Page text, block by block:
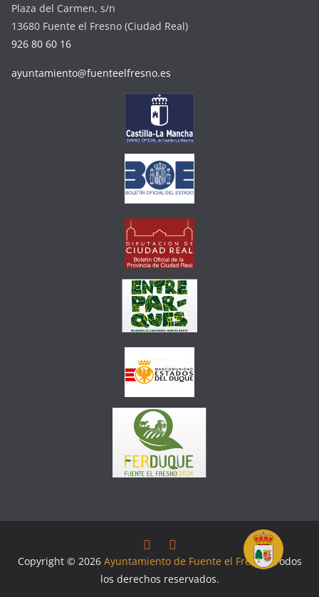
Plaza del Carmen, s/n
13680 Fuente el Fresno (Ciudad Real)
926 80 60 16
ayuntamiento@fuenteelfresno.es
Copyright © 2026 Ayuntamiento de Fuente el Fresno. Todos
los derechos reservados.